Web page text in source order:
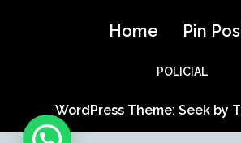
Home
Pin
POLICIAL
WordPress Theme: Seek by